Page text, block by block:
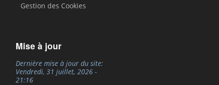
Gestion des Cookies
Mise à jour
Dernière mise à jour du site:
Vendredi, 31 juillet, 2026 -
21:16